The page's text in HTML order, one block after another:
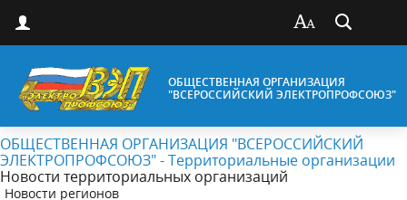
ОБЩЕСТВЕННАЯ ОРГАНИЗАЦИЯ
"ВСЕРОССИЙСКИЙ ЭЛЕКТРОПРОФСОЮЗ"
ОБЩЕСТВЕННАЯ ОРГАНИЗАЦИЯ "ВСЕРОССИЙСКИЙ
ЭЛЕКТРОПРОФСОЮЗ" - Территориальные организации
Новости территориальных организаций
Новости регионов